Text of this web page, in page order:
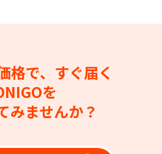
格で、すぐ届く
を
みませんか？